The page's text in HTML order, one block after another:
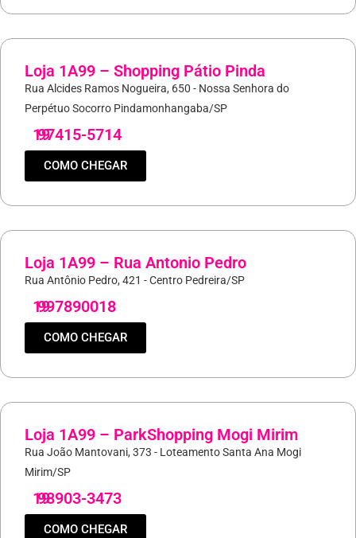
Loja 1A99 – Shopping Pátio Pinda
Rua Alcides Ramos Nogueira, 650 - Nossa Senhora do
Perpétuo Socorro Pindamonhangaba/SP
19
97415-5714
COMO CHEGAR
Loja 1A99 – Rua Antonio Pedro
Rua Antônio Pedro, 421 - Centro Pedreira/SP
19
997890018
COMO CHEGAR
Loja 1A99 – ParkShopping Mogi Mirim
Rua João Mantovani, 373 - Loteamento Santa Ana Mogi
Mirim/SP
19
98903-3473
COMO CHEGAR